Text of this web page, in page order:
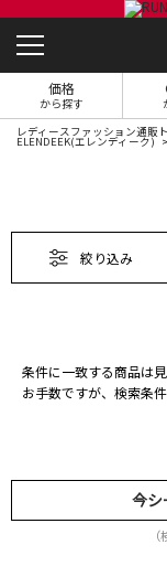
価格
から探す
レディースファッション通販
ELENDEEK(エレンディーク)
絞り込み
条件に一致する商品は
お手数ですが、検索条
今シ